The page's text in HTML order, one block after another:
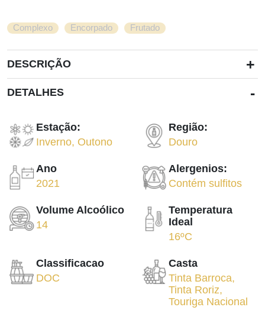
Complexo Encorpado Frutado
DESCRIÇÃO +
DETALHES -
Estação:
Inverno, Outono
Região:
Douro
Ano
2021
Alergenios:
Contém sulfitos
Volume Alcoólico
14
Temperatura
Ideal
16ºC
Classificacao
DOC
Casta
Tinta Barroca,
Tinta Roriz,
Touriga Nacional